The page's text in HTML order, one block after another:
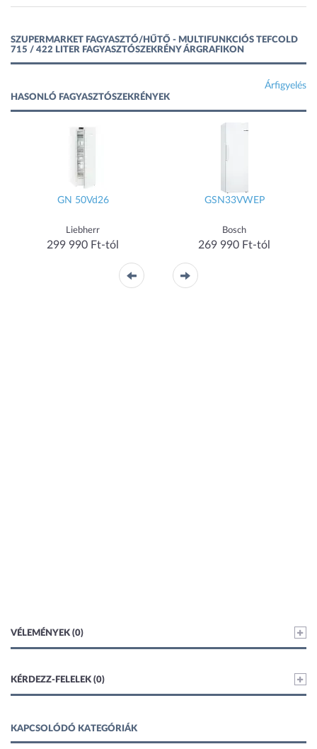
SZUPERMARKET FAGYASZTÓ/HŰTŐ - MULTIFUNKCIÓS TEFCOLD
715 / 422 LITER FAGYASZTÓSZEKRÉNY ÁRGRAFIKON
Árfigyelés
HASONLÓ FAGYASZTÓSZEKRÉNYEK
GN 50Vd26
Liebherr
299 990 Ft-tól
GSN33VWEP
Bosch
269 990 Ft-tól
VÉLEMÉNYEK (0)
KÉRDEZZ-FELELEK (0)
KAPCSOLÓDÓ KATEGÓRIÁK